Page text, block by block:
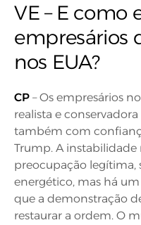
VE – E como
empresários
nos EUA?
CP – Os empresários
realista e
também com
Trump. A
preocupação
energético, mas há
que a demonstração
restaurar a ordem. O